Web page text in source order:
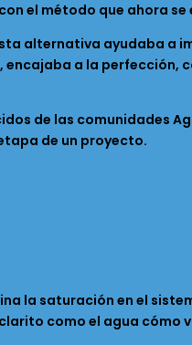
el método que ahora se
alternativa ayudaba a
a la perfección,
de las comunidades
de un proyecto.
la saturación en el
como el agua cómo